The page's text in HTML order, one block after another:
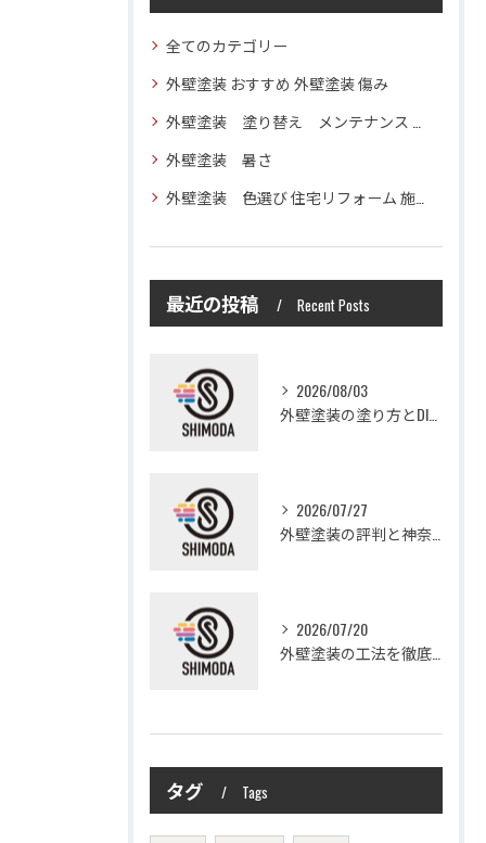
全てのカテゴリー
外壁塗装 おすすめ 外壁塗装 傷み
外壁塗装 塗り替え メンテナンス 住宅塗装
外壁塗装 暑さ
外壁塗装 色選び 住宅リフォーム 施工技術
最近の投稿 Recent Posts
2026/08/03
2026/07/27
2026/07/20
タグ Tags